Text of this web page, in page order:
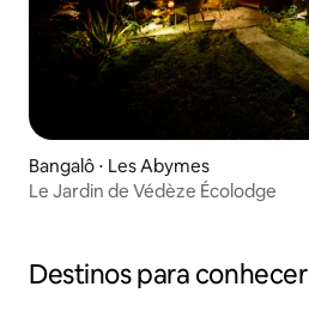
Bangalô ⋅ Les Abymes
Le Jardin de Védèze Écolodge
Destinos para conhecer